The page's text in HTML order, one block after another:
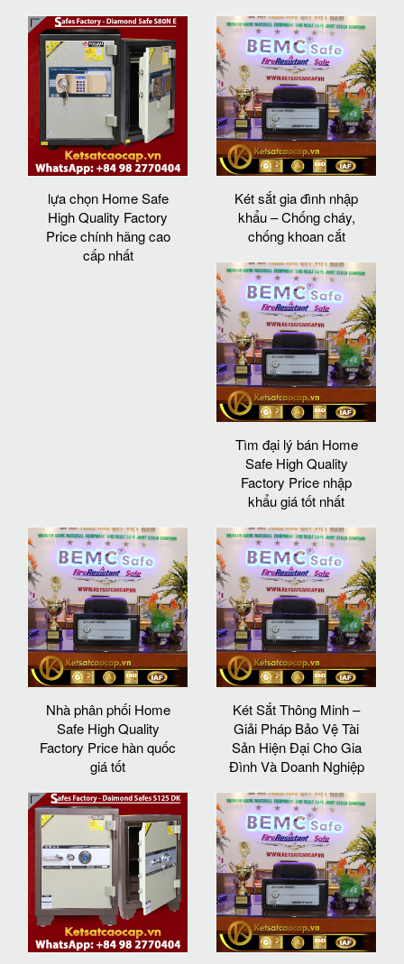
lựa chọn Home Safe
High Quality Factory
Price chính hãng cao
cấp nhất
Két sắt gia đình nhập
khẩu – Chống cháy,
chống khoan cắt
Tìm đại lý bán Home
Safe High Quality
Factory Price nhập
khẩu giá tốt nhất
Nhà phân phối Home
Safe High Quality
Factory Price hàn quốc
giá tốt
Két Sắt Thông Minh –
Giải Pháp Bảo Vệ Tài
Sản Hiện Đại Cho Gia
Đình Và Doanh Nghiệp